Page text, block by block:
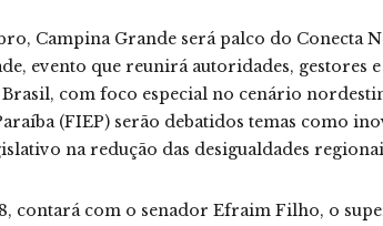
Campina Grande será palco do Conecta
evento que reunirá autoridades, gestores
Brasil, com foco especial no cenário
(FIEP) serão debatidos temas como
na redução das desigualdades
contará com o senador Efraim Filho, o